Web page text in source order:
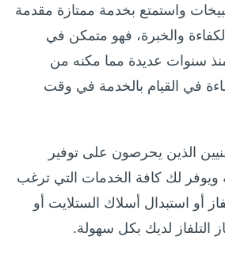
واستمتع بخدمة ممتازة مقدمة
والخبرة، فهو متمكن في
سنوات عديدة مما مكنه من
في القيام بالخدمة في وقت
الذين يحرصون على توفير
ويوفر لك كافة الخدمات التي ترغب
أو استبدال أسلاك الستلايت أو
التلفاز لديك بكل سهولة.